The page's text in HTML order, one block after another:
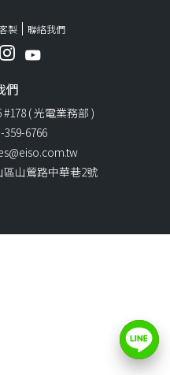
製 聯絡我們
們
#178 ( 光電業務部 )
359-6766
區山鶯路中華巷2號